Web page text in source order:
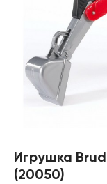
Игрушка
(20050)